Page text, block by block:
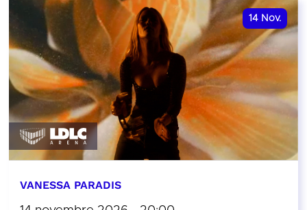
14 Nov.
VANESSA PARADIS